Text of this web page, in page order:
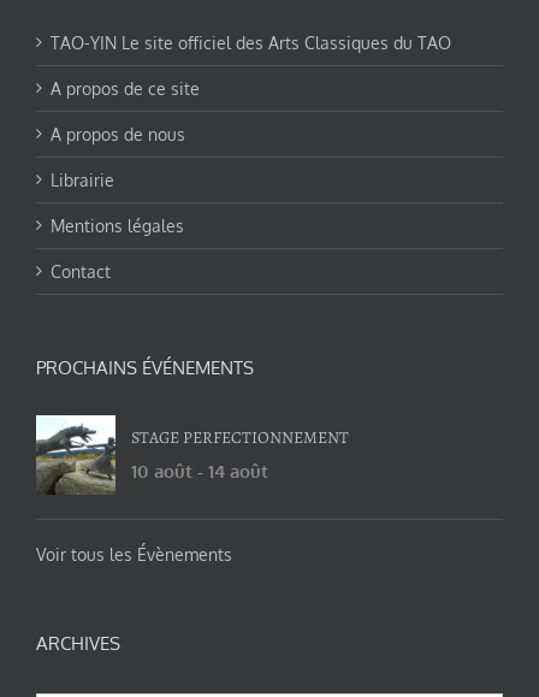
TAO-YIN Le site officiel des Arts Classiques du TAO
A propos de ce site
A propos de nous
Librairie
Mentions légales
Contact
PROCHAINS ÉVÉNEMENTS
STAGE PERFECTIONNEMENT
10 août - 14 août
Voir tous les Évènements
ARCHIVES